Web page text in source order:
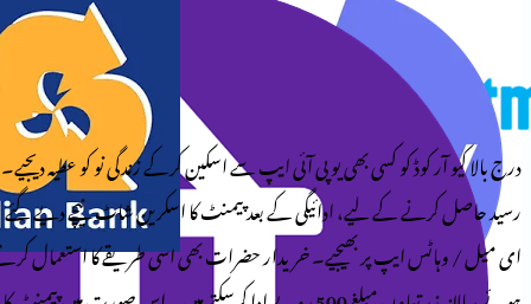
کو کسی بھی یو پی آئی ایپ سے اسکین کرکے زندگی نو کو عطیہ دیجیے۔
لیے، ادائیگی کے بعد پیمنٹ کا اسکرین شاٹ نیچے دیے گئے
پر بھیجیے۔ خریدار حضرات بھی اسی طریقے کا استعمال کرتے